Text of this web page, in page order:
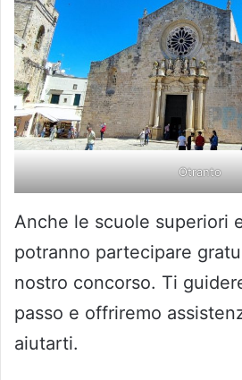
Otranto
Anche le scuole superiori
potranno partecipare
nostro concorso. Ti
passo e offriremo
aiutarti.